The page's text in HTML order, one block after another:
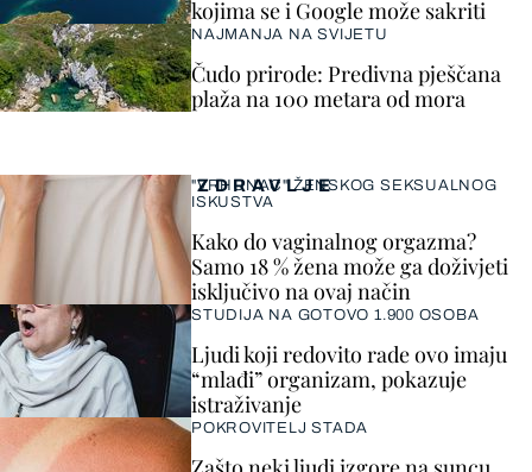
ZDRAVLJE
"VRHUNAC" ŽENSKOG SEKSUALNOG
ISKUSTVA
Kako do vaginalnog orgazma?
Samo 18 % žena može ga doživjeti
isključivo na ovaj način
STUDIJA NA GOTOVO 1.900 OSOBA
Ljudi koji redovito rade ovo imaju
“mlađi” organizam, pokazuje
istraživanje
POKROVITELJ STADA
kojima se i Google može sakriti
NAJMANJA NA SVIJETU
Čudo prirode: Predivna pješčana
plaža na 100 metara od mora